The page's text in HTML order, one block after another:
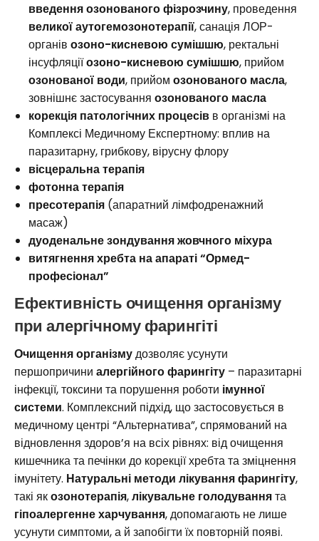
введення озонованого фізрозчину, проведення
великої аутогемозонотерапії, санація ЛОР-
органів озоно-кисневою сумішшю, ректальні
інсуфляціїозоно-кисневою сумішшю, прийом
озонованої води, прийом озонованого масла,
зовнішнє застосування озонованого масла
корекція патологічних процесів в організмі на
Комплексі Медичному Експертному: вплив на
паразитарну, грибкову, вірусну флору
вісцеральна терапія
фотонна терапія
пресотерапія (апаратний лімфодренажний
масаж)
дуоденальне зондування жовчного міхура
витягнення хребта на апараті “Ормед-
професіонал”
Ефективність очищення організму
при алергічному фарингіті
Очищення організмудозволяє усунути
першопричини алергійного фарингіту – паразитарні
інфекції, токсини та порушення роботи імунної
системи. Комплексний підхід, що застосовується в
медичному центрі “Альтернатива”, спрямований на
відновлення здоров’я на всіх рівнях: від очищення
кишечника та печінки до корекції хребта та зміцнення
імунітету. Натуральні методи лікування фарингіту,
такі якозонотерапія,лікувальне голодуваннята
гіпоалергенне харчування, допомагають не лише
усунути симптоми, а й запобігти їх повторній появі.